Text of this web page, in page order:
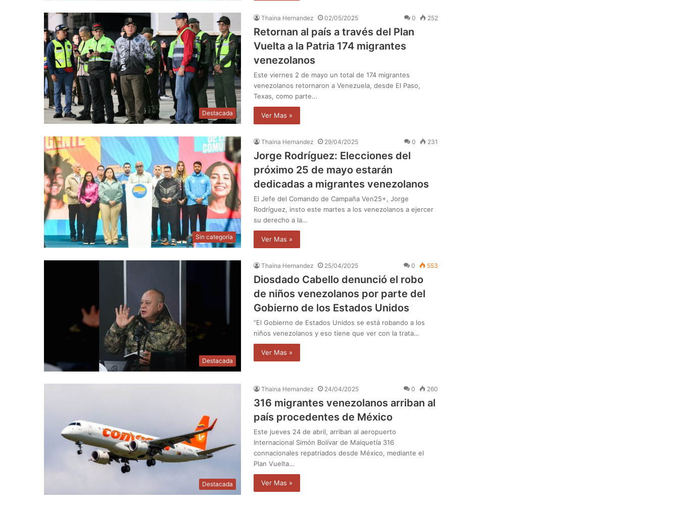
Destacada
Thaina Hernandez 02/05/2025 0 252
Retornan al país a través del Plan
Vuelta a la Patria 174 migrantes
venezolanos
Este viernes 2 de mayo un total de 174 migrantes
venezolanos retornaron a Venezuela, desde El Paso,
Texas, como parte…
Ver Mas »
Sin categoría
Thaina Hernandez 29/04/2025 0 231
Jorge Rodríguez: Elecciones del
próximo 25 de mayo estarán
dedicadas a migrantes venezolanos
El Jefe del Comando de Campaña Ven25+, Jorge
Rodríguez, insto este martes a los venezolanos a ejercer
su derecho a la…
Ver Mas »
Destacada
Thaina Hernandez 25/04/2025 0 553
Diosdado Cabello denunció el robo
de niños venezolanos por parte del
Gobierno de los Estados Unidos
“El Gobierno de Estados Unidos se está robando a los
niños venezolanos y eso tiene que ver con la trata…
Ver Mas »
Destacada
Thaina Hernandez 24/04/2025 0 260
316 migrantes venezolanos arriban al
país procedentes de México
Este jueves 24 de abril, arriban al aeropuerto
Internacional Simón Bolívar de Maiquetía 316
connacionales repatriados desde México, mediante el
Plan Vuelta…
Ver Mas »